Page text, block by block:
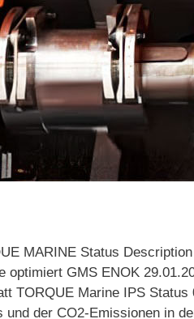
MARINE Status
optimiert GMS ENOK
TORQUE Marine IPS
und der CO2-Emissionen in